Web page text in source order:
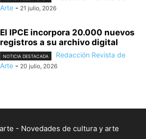
Arte - 21 julio, 2026
El IPCE incorpora 20.000 nuevos
registros a su archivo digital
NOTICIA DESTACADA
Redacción Revista de
Arte - 20 julio, 2026